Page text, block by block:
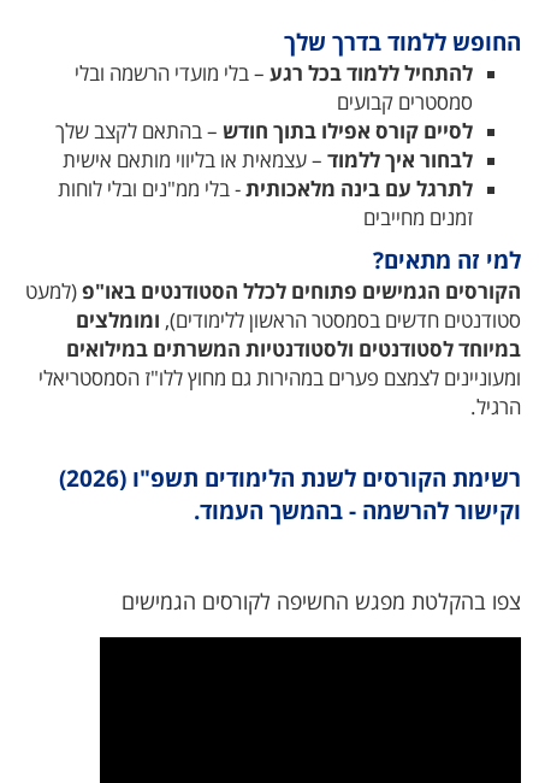
החופש ללמוד בדרך שלך
להתחיל ללמוד בכל רגע – בלי מועדי הרשמה ובלי
סמסטרים קבועים
לסיים קורס אפילו בתוך חודש –בהתאם לקצב שלך
לבחור איך ללמוד –עצמאית או בליווי מותאם אישית
לתרגל עם בינה מלאכותית- בלי ממ"נים ובלי לוחות
זמנים מחייבים
למי זה מתאים?
הקורסים הגמישים פתוחים לכלל הסטודנטים באו"פ(למעט
סטודנטים חדשים בסמסטר הראשון ללימודים), ומומלצים
במיוחד לסטודנטים ולסטודנטיות המשרתים במילואים
ומעוניינים לצמצם פערים במהירות גם מחוץ ללו"ז הסמסטריאלי
הרגיל.
רשימת הקורסים לשנת הלימודים תשפ"ו (2026)
וקישור להרשמה - בהמשך העמוד.
צפו בהקלטת מפגש החשיפה לקורסים הגמישים